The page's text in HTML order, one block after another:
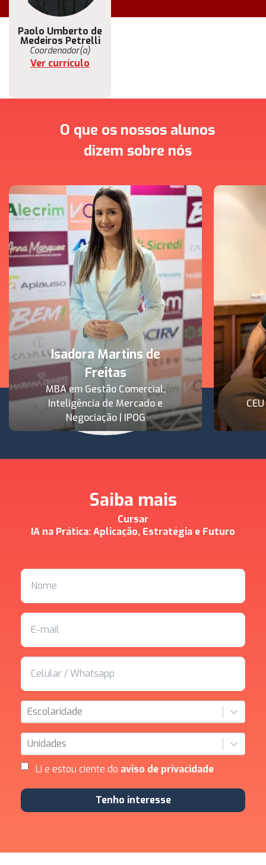
Paolo Umberto de
Medeiros Petrelli
Coordenador(a)
Ver currículo
O que os nossos alunos
dizem sobre nós
Isadora Martins de
Freitas
MBA em Gestão Comercial,
Inteligência de Mercado e
Negociação | IPOG
Saiba mais
Cursar
IA na Prática: Aplicação, Estratégia e Futuro
Escolaridade
Unidades
Li e estou ciente do aviso de privacidade
Tenho interesse